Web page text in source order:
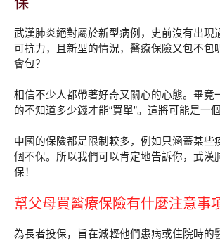
武漢肺炎絕對屬於新型病例，史前沒有出現
可抗力，且新型的情況，醫療保險又包不包
會包？
相信不少人都帶著好奇又關心的心態。畢竟
的不知道多少錢才能“買單”。這將可能是一
中國的保險都是限制較多，例如只涵蓋某些
個不保。所以我們可以肯定地告訴你，武漢
保！
幫父母買醫療保險有什麼注意事
為長者投保，旨在減輕他們患病或住院時的